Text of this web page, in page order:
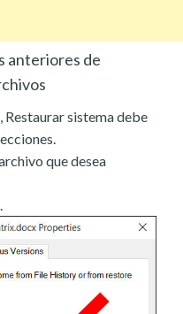
anteriores de
Restaurar sistema debe
que desea